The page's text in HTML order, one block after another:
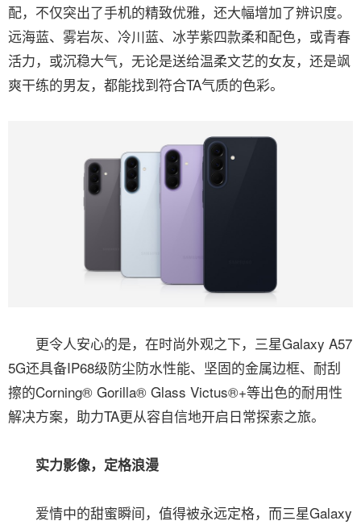
配，不仅突出了手机的精致优雅，还大幅增加了辨识度。
远海蓝、雾岩灰、冷川蓝、冰芋紫四款柔和配色，或青春
活力，或沉稳大气，无论是送给温柔文艺的女友，还是飒
爽干练的男友，都能找到符合TA气质的色彩。
更令人安心的是，在时尚外观之下，三星Galaxy A57
5G还具备IP68级防尘防水性能、坚固的金属边框、耐刮
擦的Corning® Gorilla® Glass Victus®+等出色的耐用性
解决方案，助力TA更从容自信地开启日常探索之旅。
实力影像，定格浪漫
爱情中的甜蜜瞬间，值得被永远定格，而三星Galaxy